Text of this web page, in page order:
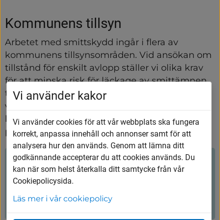
Kommunens tillsyn
Arbetet med smittskydd ingår i flera av
kommunens tillsynsområden. Vid ansökan om
tillstånd för enskilt avlopp ställer vi olika krav
för att minska risk för läckage av smittämnen
till grundvatten och brunnar. Vid tillsynen på
våra förskolor ställer vi krav på rutiner för
hygien och vid misstänkt matförgiftning tar vi
prover och utreder orsaken.
Hjälpte innehållet dig?
Nej
Vi använder kakor
Vi använder cookies för att vår webbplats ska fungera
korrekt, anpassa innehåll och annonser samt för att
analysera hur den används. Genom att lämna ditt
godkännande accepterar du att cookies används. Du
kan när som helst återkalla ditt samtycke från vår
Cookiepolicysida.
Läs mer i vår cookiepolicy